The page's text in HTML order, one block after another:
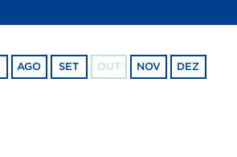
AGO SET OUT NOV DEZ